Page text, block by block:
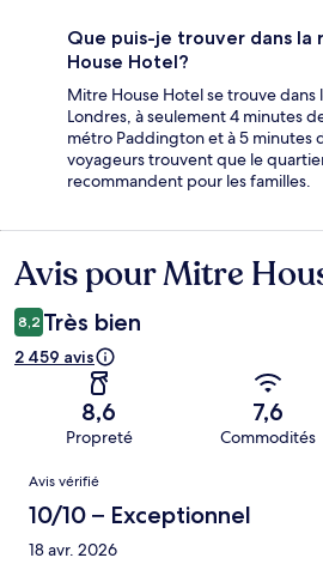
Que puis-je trouver dans
House Hotel?
Mitre House Hotel se trouve
Londres, à seulement 4 minutes
métro Paddington et à 5 minutes
voyageurs trouvent que le
recommandent pour les familles.
Avis
Avis pour Mitre
8,2 Très bien
2 459 avis
8,6
Propreté
7,6
Commodités
Avis
Avis vérifié
10/10 – Exceptionnel
18 avr. 2026